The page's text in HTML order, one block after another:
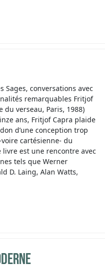
Sages, conversations avec
remarquables Fritjof
du verseau, Paris, 1988)
ans, Fritjof Capra plaide
d’une conception trop
cartésienne- du
livre est une rencontre avec
tels que Werner
D. Laing, Alan Watts,